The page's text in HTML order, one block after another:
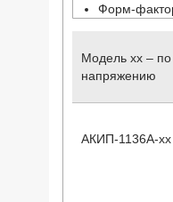
Форм-
Модель хх – по
напряжению
АКИП-1136A-xx